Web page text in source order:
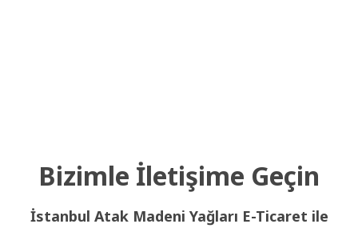
Bizimle İletişime Geçin
İstanbul Atak Madeni Yağları E-Ticaret ile